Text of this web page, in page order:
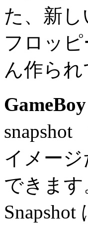
た、新
フロッ
ん作られ
GameBoy
snapshot
イメー
できま